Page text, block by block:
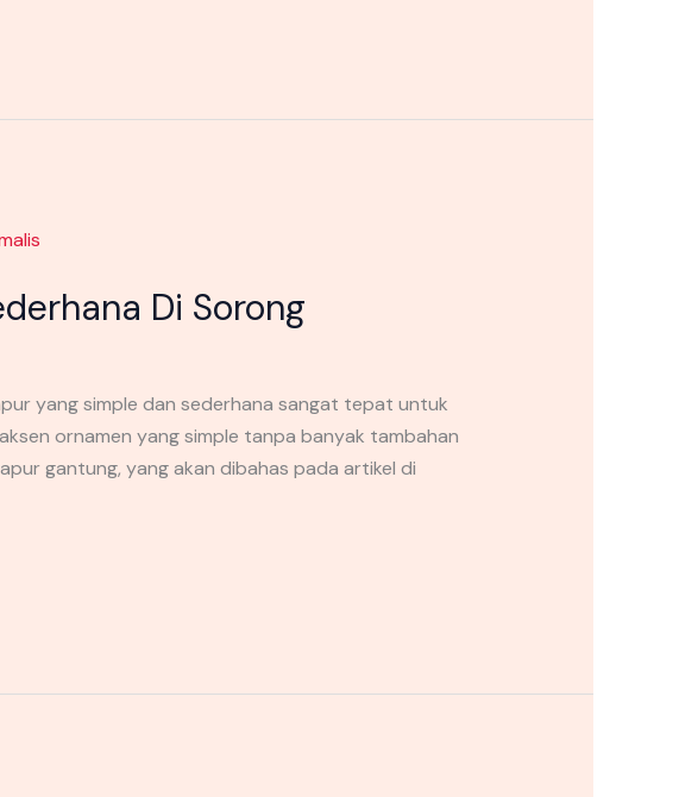
Di Sorong
yang simple dan sederhana sangat tepat untuk
ornamen yang simple tanpa banyak tambahan
gantung, yang akan dibahas pada artikel di